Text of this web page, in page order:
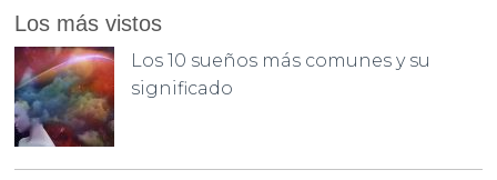
Los más vistos
Los 10 sueños más comunes y su
significado